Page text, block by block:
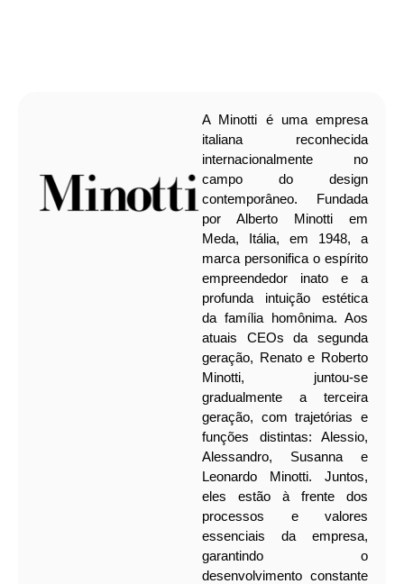
A Minotti é uma empresa
italiana reconhecida
internacionalmente no
campo do design
contemporâneo. Fundada
por Alberto Minotti em
Meda, Itália, em 1948, a
marca personifica o espírito
empreendedor inato e a
profunda intuição estética
da família homônima. Aos
atuais CEOs da segunda
geração, Renato e Roberto
Minotti, juntou-se
gradualmente a terceira
geração, com trajetórias e
funções distintas: Alessio,
Alessandro, Susanna e
Leonardo Minotti. Juntos,
eles estão à frente dos
processos e valores
essenciais da empresa,
garantindo o
desenvolvimento constante